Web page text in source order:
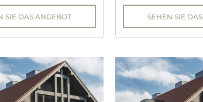
SIE DAS ANGEBOT SEHEN SIE